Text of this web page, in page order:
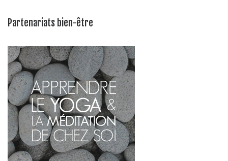
Partenariats bien-être